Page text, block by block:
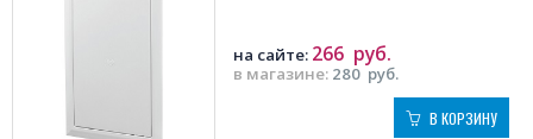
в магазине: 280 руб.
на сайте: 266 руб.
В КОРЗИНУ